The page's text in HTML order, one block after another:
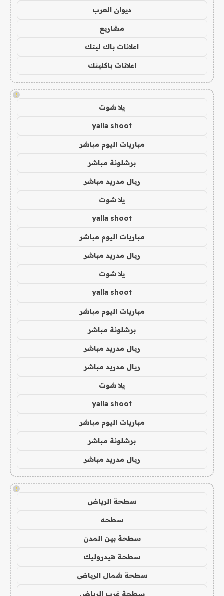
ديوان العرب
مشاريع
اعلانات باك لينك
اعلانات باكلينك
!
يلا شوت
yalla shoot
مباريات اليوم مباشر
برشلونة مباشر
ريال مدريد مباشر
يلا شوت
yalla shoot
مباريات اليوم مباشر
ريال مدريد مباشر
يلا شوت
yalla shoot
مباريات اليوم مباشر
برشلونة مباشر
ريال مدريد مباشر
ريال مدريد مباشر
يلا شوت
yalla shoot
مباريات اليوم مباشر
برشلونة مباشر
ريال مدريد مباشر
!
سطحة الرياض
سطحه
سطحة بين المدن
سطحة هيدروليك
سطحة شمال الرياض
سطحة غرب الرياض